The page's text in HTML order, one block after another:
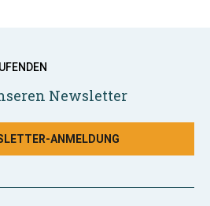
Newsletter
ANMELDUNG